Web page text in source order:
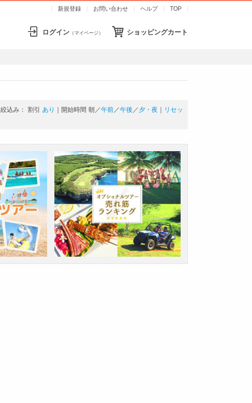
新規登録 お問い合わせ ヘルプ TOP
ショッピングカート
ログイン （マイページ）
絞込み： 割引 あり ｜開始時間 朝 ／午前／午後 ／ 夕・夜 ｜ リセッ